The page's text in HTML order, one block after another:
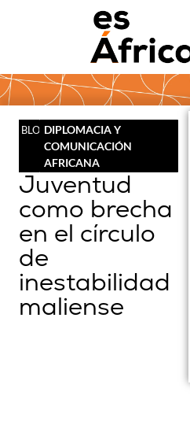
BLOGDIPLOMACIA Y
COMUNICACIÓN
AFRICANA
Juventud
como brecha
en el círculo
de
inestabilidad
maliense